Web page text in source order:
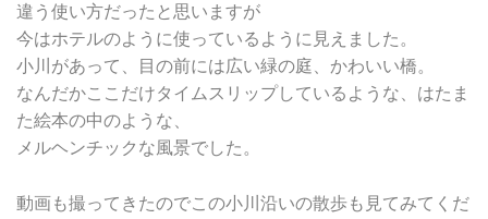
違う使い方だったと思いますが
今はホテルのように使っているように見えました。
小川があって、目の前には広い緑の庭、かわいい橋。
なんだかここだけタイムスリップしているような、はたま
た絵本の中のような、
メルヘンチックな風景でした。
動画も撮ってきたのでこの小川沿いの散歩も見てみてくだ